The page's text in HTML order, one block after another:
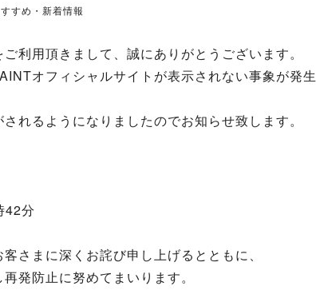
すめ・新着情報
利用頂きまして、誠にありがとうございます。
オフィシャルサイトが表示されない事象が発生
れるようになりましたのでお知らせ致します。
42分
さまに深くお詫び申し上げるとともに、
発防止に努めてまいります。